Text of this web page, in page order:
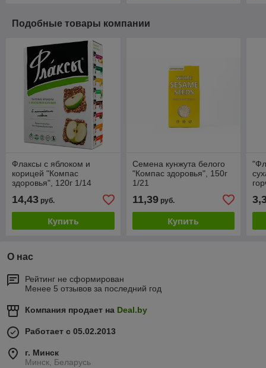
Подобные товары компании
Флаксы с яблоком и
корицей "Компас
здоровья", 120г 1/14
14,43 руб.
Купить
Семена кунжута белого
"Компас здоровья", 150г
1/21
11,39руб.
Купить
О нас
Рейтинг не сформирован
Менее 5 отзывов за последний год
Компания продает на Deal.by
Работает с 05.02.2013
г. Минск
Минск, Беларусь